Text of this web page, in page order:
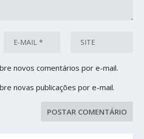
novos comentários por e-mail.
novas publicações por e-mail.